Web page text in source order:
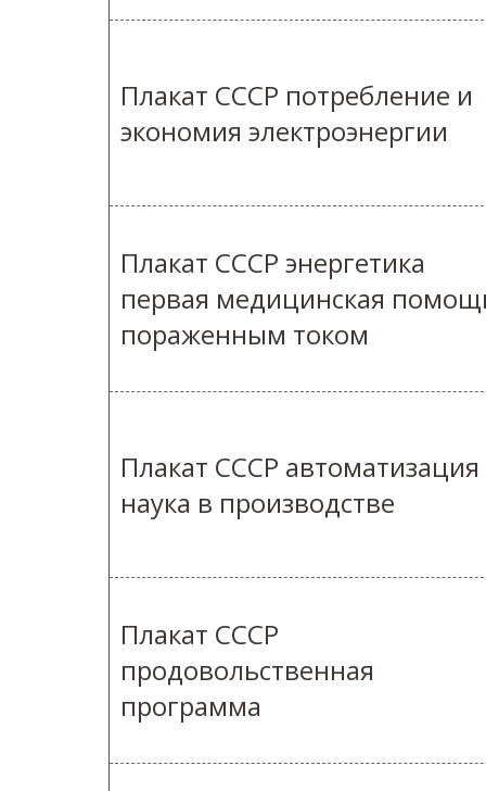
Плакат СССР потребление и
экономия электроэнергии
Плакат СССР энергетика
первая медицинская
пораженным током
Плакат СССР
наука в производстве
Плакат СССР
продовольственная
программа